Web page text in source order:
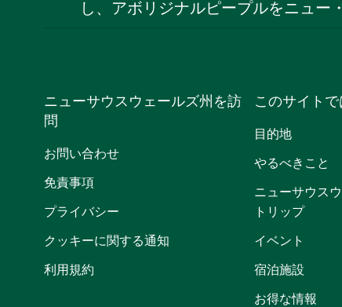
し、アボリジナルピープルをニュー
ニューサウスウェールズ州を訪
問
お問い合わせ
免責事項
プライバシー
クッキーに関する通知
利用規約
このサイトで
目的地
やるべきこと
ニューサウス
トリップ
イベント
宿泊施設
お得な情報